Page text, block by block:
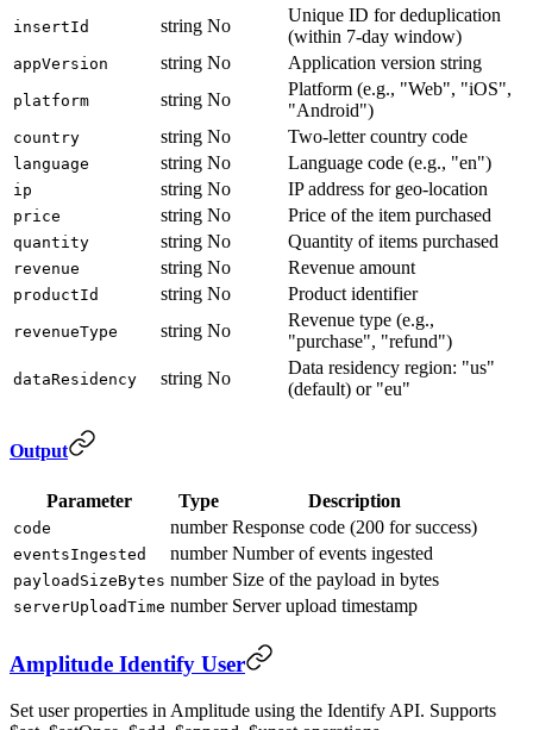
insertId string No
Unique ID for deduplication
(within 7-day window)
appVersion string No Application version string
platform string No
Platform (e.g., "Web", "iOS",
"Android")
country string No Two-letter country code
language string No Language code (e.g., "en")
ip string No IP address for geo-location
price string No Price of the item purchased
quantity string No Quantity of items purchased
revenue string No Revenue amount
productId string No Product identifier
revenueType string No
Revenue type (e.g.,
"purchase", "refund")
dataResidency string No
Data residency region: "us"
(default) or "eu"
Output
Parameter Type Description
code number Response code (200 for success)
eventsIngested number Number of events ingested
payloadSizeBytes number Size of the payload in bytes
serverUploadTime number Server upload timestamp
Amplitude Identify User
Set user properties in Amplitude using the Identify API. Supports